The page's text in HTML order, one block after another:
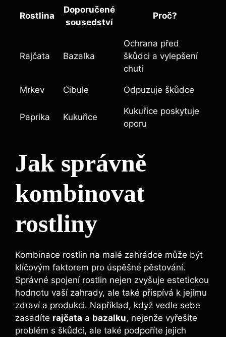
Rostlina
Doporučené
sousedství
Proč?
Rajčata Bazalka
Ochrana před
škůdci a vylepšení
chuti
Mrkev Cibule Odpuzuje škůdce
Paprika Kukuřice
Kukuřice poskytuje
oporu
Jak správně
kombinovat
rostliny
Kombinace rostlin na malé zahrádce může být
klíčovým faktorem pro úspěšné pěstování.
Správné spojení rostlin nejen zvyšuje estetickou
hodnotu vaší zahrady, ale také přispívá k jejímu
zdraví a produkci. Například, když vedle sebe
zasadíte rajčata a bazalku, nejenže vyřešíte
problém s škůdci, ale také podpoříte jejich